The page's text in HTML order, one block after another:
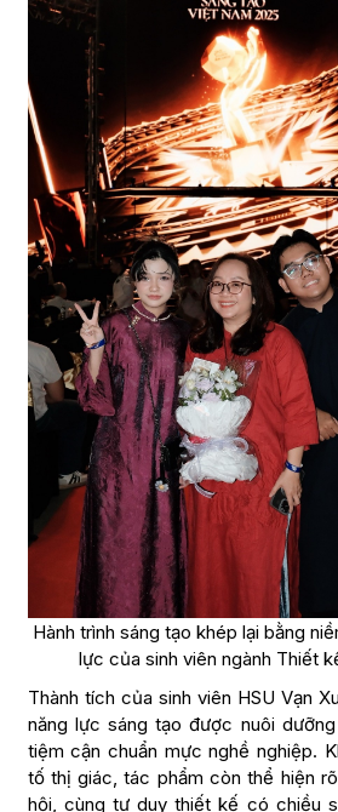
Hành trình sáng tạo khép lại bằng
lực của sinh viên ngành Thiết
Thành tích của sinh viên HSU Vạn
năng lực sáng tạo được nuôi
tiệm cận chuẩn mực nghề nghiệp.
tố thị giác, tác phẩm còn thể hiện
hội, cùng tư duy thiết kế có chiều